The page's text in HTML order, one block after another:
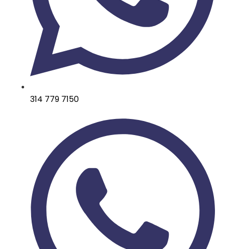
314 779 7150